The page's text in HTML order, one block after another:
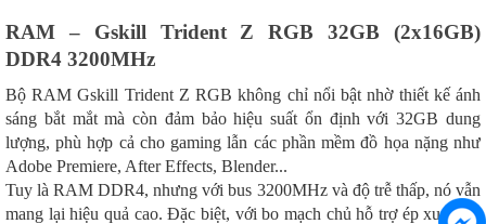
RAM – Gskill Trident Z RGB 32GB (2x16GB)
DDR4 3200MHz
Bộ RAM Gskill Trident Z RGB không chỉ nổi bật nhờ thiết kế ánh
sáng bắt mắt mà còn đảm bảo hiệu suất ổn định với 32GB dung
lượng, phù hợp cả cho gaming lẫn các phần mềm đồ họa nặng như
Adobe Premiere, After Effects, Blender...
Tuy là RAM DDR4, nhưng với bus 3200MHz và độ trễ thấp, nó vẫn
mang lại hiệu quả cao. Đặc biệt, với bo mạch chủ hỗ trợ ép xung tốt